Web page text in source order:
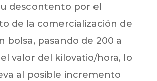
descontento por el
de la comercialización de
bolsa, pasando de 200 a
el valor del kilovatio/hora, lo
al posible incremento